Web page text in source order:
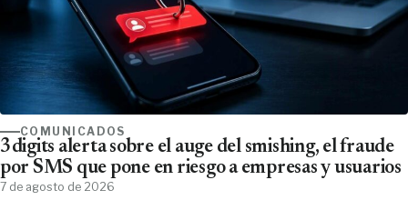
COMUNICADOS
3digits alerta sobre el auge del smishing, el fraude
por SMS que pone en riesgo a empresas y usuarios
7 de agosto de 2026